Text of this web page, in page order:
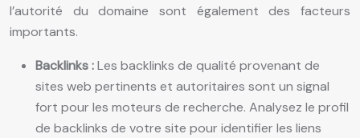
l’autorité du domaine sont également des facteurs
importants.
Backlinks :Les backlinks de qualité provenant de
sites web pertinents et autoritaires sont un signal
fort pour les moteurs de recherche. Analysez le profil
de backlinks de votre site pour identifier les liens